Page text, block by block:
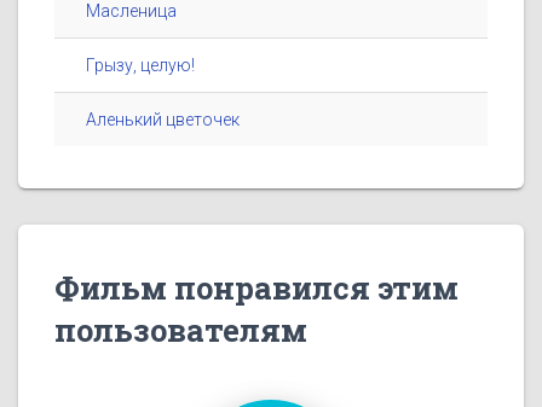
Масленица
Грызу, целую!
Аленький цветочек
Фильм понравился этим
пользователям